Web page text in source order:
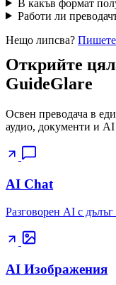
В какъв формат
Работи ли
Нещо липсва?
Открийте
GuideGlare
Освен преводача в
аудио, документи и AI
AI Chat
Разговорен AI с дълъг
AI Изображения